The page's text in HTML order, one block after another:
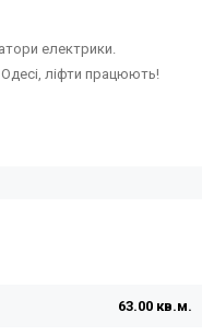
електрики.
Одесі, ліфти працюють!